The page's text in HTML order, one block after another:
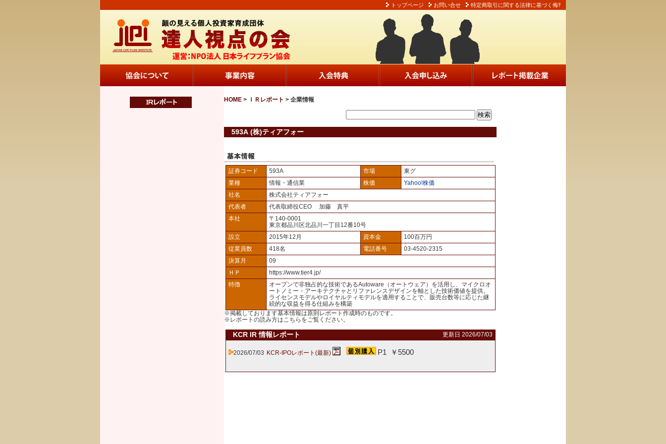
トップページ お問い合せ 特定商取引に関する法律に基づく侮ｦ
HOME > ＩＲレポート > 企業情報
593A (株)ティアフォー
証券コード 593A 市場
東グ
業種
情報・通信業 株価
Yahoo!株価
社名
株式会社ティアフォー
代表者
代表取締役CEO 加藤 真平
本社
〒140-0001
東京都品川区北品川一丁目12番10号
設立
2015年12月 資本金
100百万円
従業員数
418名 電話番号
03-4520-2315
決算月
09
ＨＰ
https://www.tier4.jp/
特徴
オープンで非独占的な技術であるAutoware（オートウェア）を活用し、マイクロオ
ートノミー・アーキテクチャとリファレンスデザインを軸とした技術価値を提供。
ライセンスモデルやロイヤルティモデルを適用することで、販売台数等に応じた継
続的な収益を得る仕組みを構築
※掲載しております基本情報は原則レポート作成時のものです。
※レポートの読み方はこちら をご覧ください。
KCR IR 情報レポート 更新日 2026/07/03
2026/07/03 KCR-IPOレポート(最新) P1 ￥5500